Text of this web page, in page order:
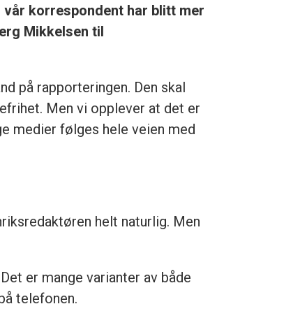
korrespondent har blitt mer
Mikkelsen til
på rapporteringen. Den skal
Men vi opplever at det er
medier følges hele veien med
helt naturlig. Men
er mange varianter av både
telefonen.